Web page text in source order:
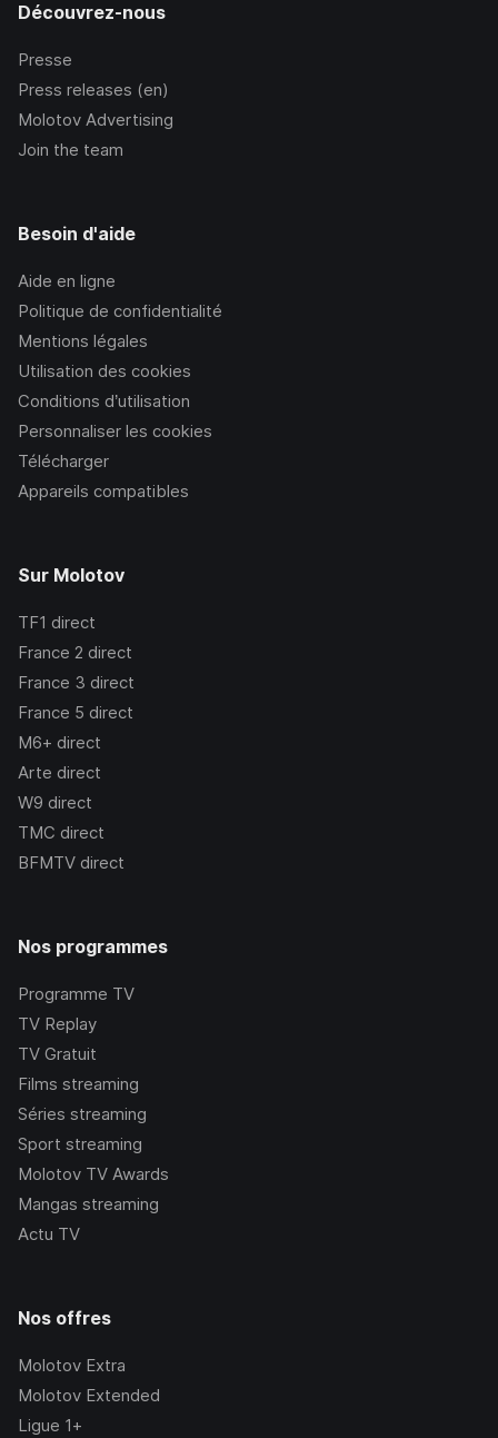
Découvrez-nous
Presse
Press releases (en)
Molotov Advertising
Join the team
Besoin d'aide
Aide en ligne
Politique de confidentialité
Mentions légales
Utilisation des cookies
Conditions d’utilisation
Personnaliser les cookies
Télécharger
Appareils compatibles
Sur Molotov
TF1 direct
France 2 direct
France 3 direct
France 5 direct
M6+ direct
Arte direct
W9 direct
TMC direct
BFMTV direct
Nos programmes
Programme TV
TV Replay
TV Gratuit
Films streaming
Séries streaming
Sport streaming
Molotov TV Awards
Mangas streaming
Actu TV
Nos offres
Molotov Extra
Molotov Extended
Ligue 1+